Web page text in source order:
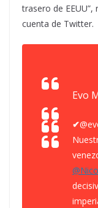
trasero de EEUU”,
cuenta de Twitter.
Evo
✔
@